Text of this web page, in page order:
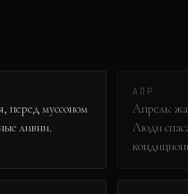
перед муссоном
ливни.
АПР
Апрель:
Люди